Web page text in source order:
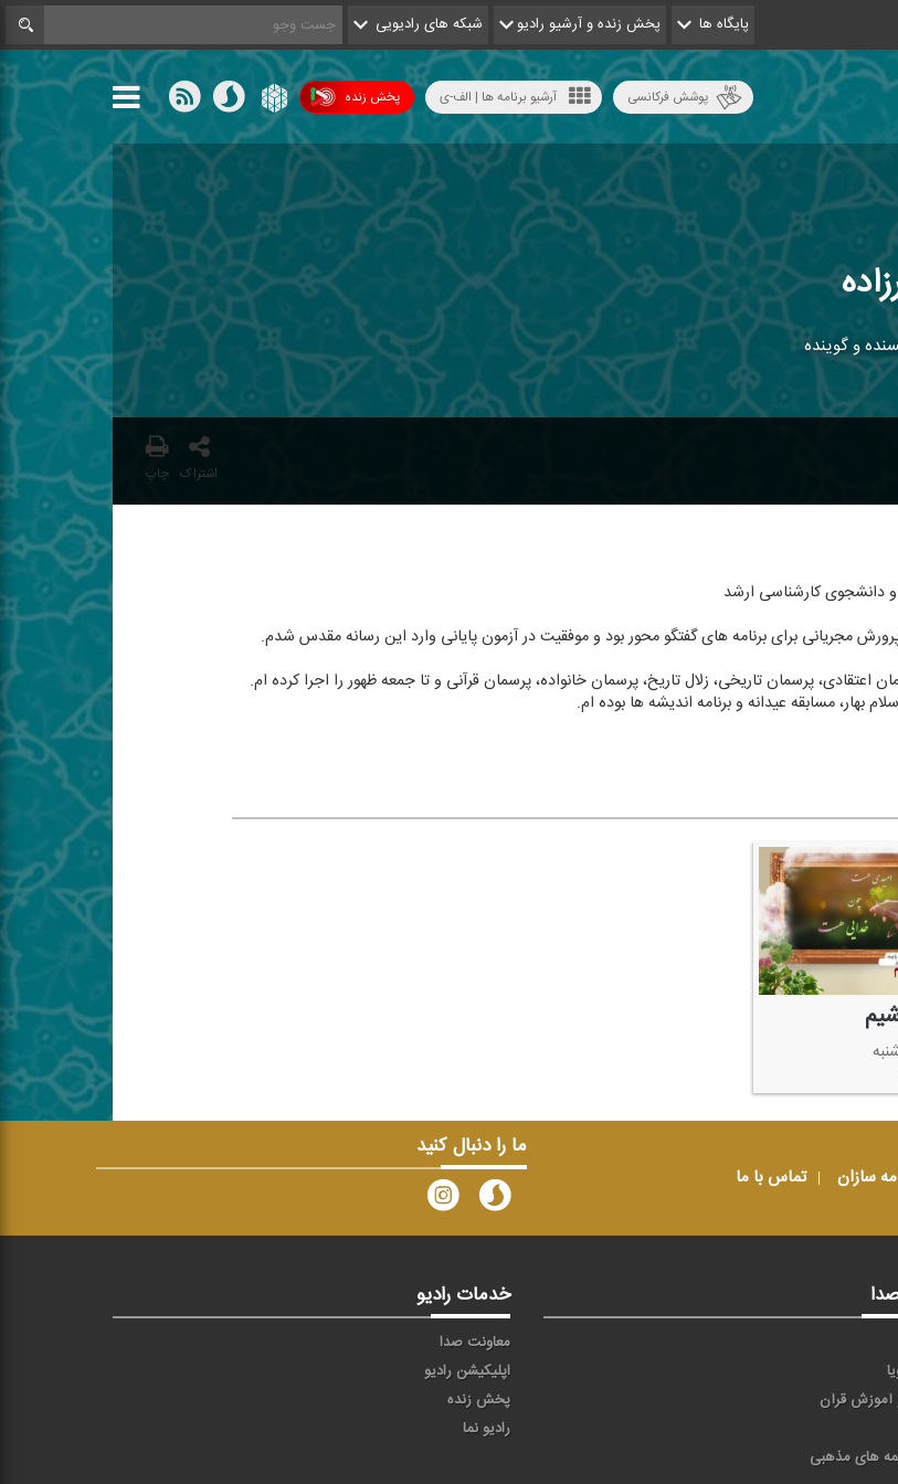
پایگاه ها پخش زنده و آرشیو رادیو شبکه های رادیویی
پخش زنده آرشیو برنامه ها | الف-ی پوشش فرکانسی
و گوینده
اشتراک چاپ
اعتقادی، پرسمان تاریخی، زلال تاریخ، پرسمان خانواده، پرسمان قرآنی و تا جمعه ظهور را اجرا كرده ام.
بهار، مسابقه عیدانه و برنامه اندیشه ها بوده ام.
سازان تماس با ما
ما را دنبال کنید
آموزش قرآن
های مذهبی
خدمات رادیو
معاونت صدا
اپلیکیشن رادیو
پخش زنده
رادیو نما